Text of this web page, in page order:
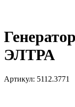
ЭЛТРА
Артикул: 5112.3771